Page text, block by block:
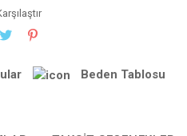
Beden Tablosu